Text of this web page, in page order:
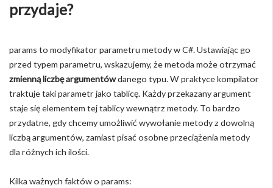
przydaje?
params to modyfikator parametru metody w C#. Ustawiając go
przed typem parametru, wskazujemy, że metoda może otrzymać
zmienną liczbę argumentówdanego typu. W praktyce kompilator
traktuje taki parametr jako tablicę. Każdy przekazany argument
staje się elementem tej tablicy wewnątrz metody. To bardzo
przydatne, gdy chcemy umożliwić wywołanie metody z dowolną
liczbą argumentów, zamiast pisać osobne przeciążenia metody
dla różnych ich ilości.
Kilka ważnych faktów o params: